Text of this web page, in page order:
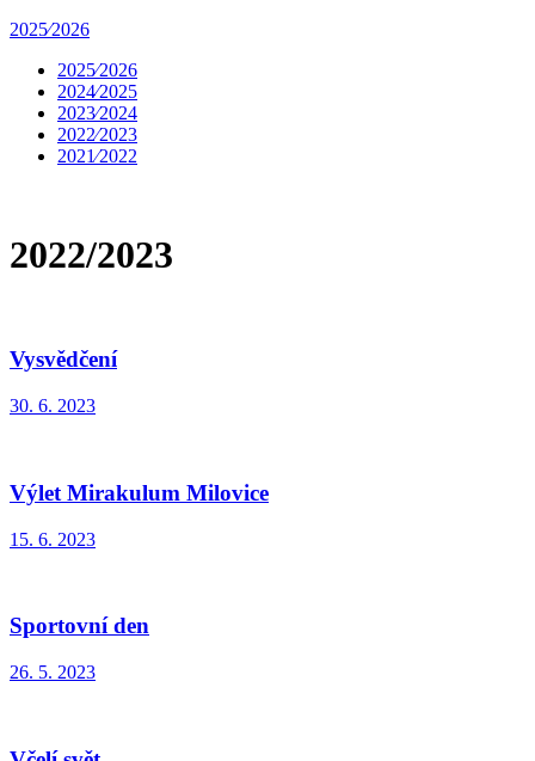
2025⁄2026
2025⁄2026
2024⁄2025
2023⁄2024
2022⁄2023
2021⁄2022
2022/2023
Vysvědčení
30. 6. 2023
Výlet Mirakulum Milovice
15. 6. 2023
Sportovní den
26. 5. 2023